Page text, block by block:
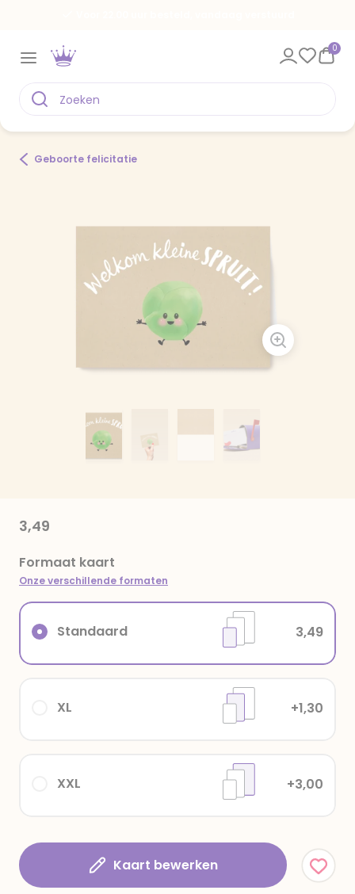
0
Geboorte felicitatie
3,49
Formaat kaart
Onze verschillende formaten
XXL +3,00
XL +1,30
Standaard 3,49
Kaart bewerken